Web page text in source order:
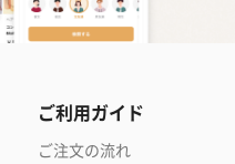
ご利用ガイド
ご注文の流れ